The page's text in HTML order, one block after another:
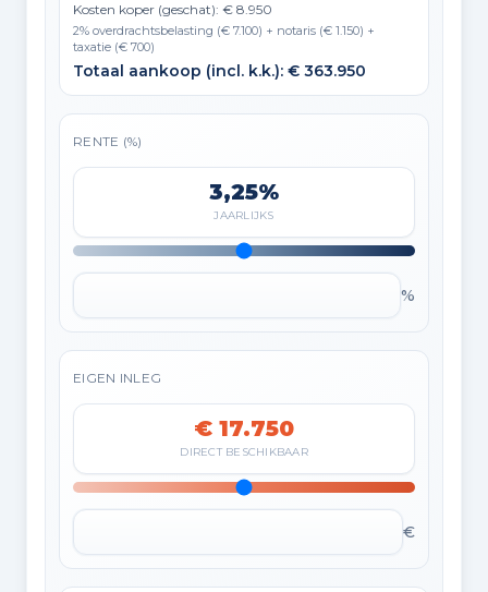
Kosten koper (geschat): € 8.950
2% overdrachtsbelasting (€ 7.100) + notaris (€ 1.150) +
taxatie (€ 700)
Totaal aankoop (incl. k.k.): € 363.950
RENTE (%)
3,25%
JAARLIJKS
%
EIGEN INLEG
€ 17.750
DIRECT BESCHIKBAAR
€